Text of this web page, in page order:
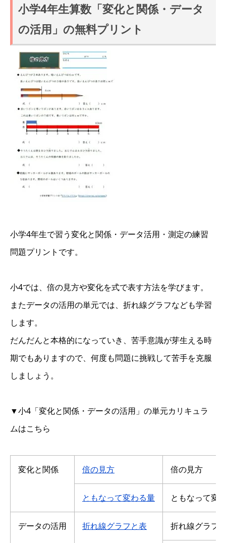
小学4年生算数「変化と関係・データ
の活用」の無料プリント
小学4年生で習う変化と関係・データ活用・測定の練習
問題プリントです。
小4では、倍の見方や変化を式で表す方法を学びます。
またデータの活用の単元では、折れ線グラフなども学習
します。
だんだんと本格的になっていき、苦手意識が芽生える時
期でもありますので、何度も問題に挑戦して苦手を克服
しましょう。
▼小4「変化と関係・データの活用」の単元カリキュラ
ムはこちら
変化と関係 倍の見方 倍の見方
ともなって変わる量 ともなって変
データの活用 折れ線グラフと表 折れ線グラフ